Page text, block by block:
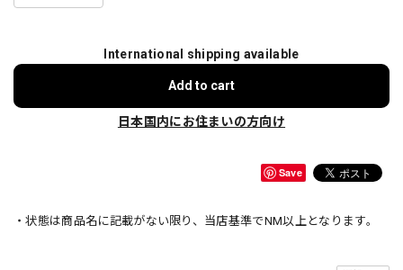
International shipping available
Add to cart
日本国内にお住まいの方向け
Save
・状態は商品名に記載がない限り、当店基準でNM以上となります。